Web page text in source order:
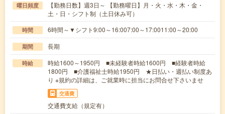
曜日頻度
【勤務日数】週3日～ 【勤務曜日】月・火・水・木・金・
土・日・シフト制（土日休み可）
時間 6時間～▼シフト9:00～16:007:00～17:0011:00～20:00
期間 長期
時給
時給1600～1950円 ■未経験者時給1600円 ■経験者時給
1800円 ■介護福祉士時給1950円 ★日払い・週払い制度あ
り ※規約の詳細は、ご就業時に担当にお問合せ下さいませ
交通費
交通費支給（規定有）